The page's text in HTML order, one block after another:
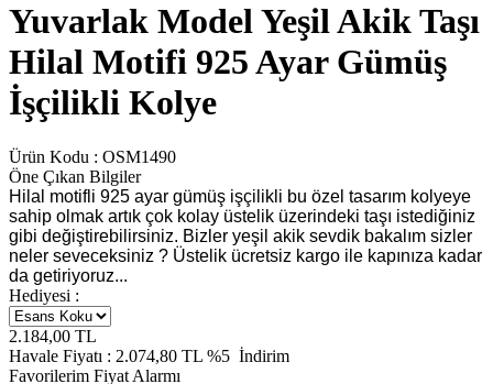
Yuvarlak Model Yeşil Akik Taşı
Hilal Motifi 925 Ayar Gümüş
İşçilikli Kolye
Ürün Kodu : OSM1490
Öne Çıkan Bilgiler
Hilal motifli 925 ayar gümüş işçilikli bu özel tasarım kolyeye
sahip olmak artık çok kolay üstelik üzerindeki taşı istediğiniz
gibi değiştirebilirsiniz. Bizler yeşil akik sevdik bakalım sizler
neler seveceksiniz ? Üstelik ücretsiz kargo ile kapınıza kadar
da getiriyoruz...
Hediyesi :
2.184,00 TL
Havale Fiyatı : 2.074,80 TL %5 İndirim
Favorilerim Fiyat Alarmı